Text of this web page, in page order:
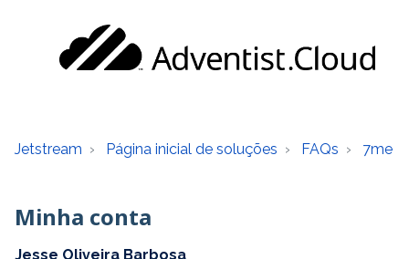
Jetstream Página inicial de soluções FAQs 7me
Minha conta
Jesse Oliveira Barbosa